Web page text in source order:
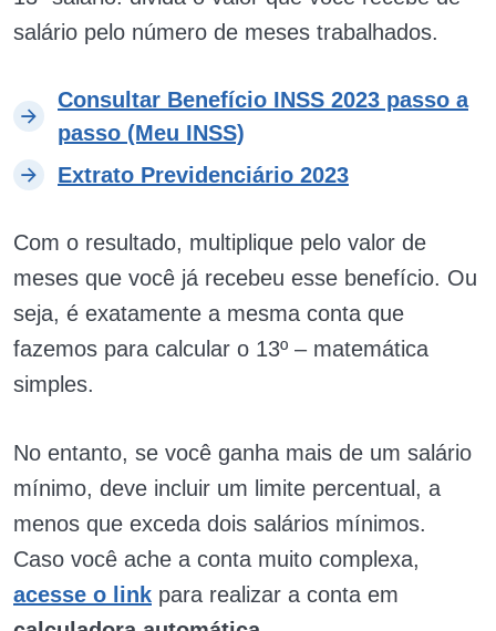
salário pelo número de meses trabalhados.
Consultar Benefício INSS 2023 passo a
passo (Meu INSS)
Extrato Previdenciário 2023
Com o resultado, multiplique pelo valor de
meses que você já recebeu esse benefício. Ou
seja, é exatamente a mesma conta que
fazemos para calcular o 13º – matemática
simples.
No entanto, se você ganha mais de um salário
mínimo, deve incluir um limite percentual, a
menos que exceda dois salários mínimos.
Caso você ache a conta muito complexa,
acesse o link para realizar a conta em